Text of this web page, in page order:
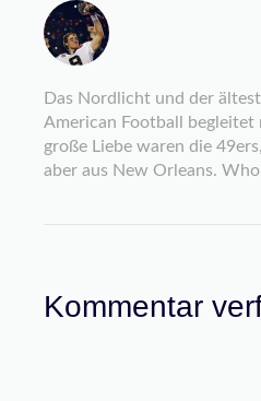
Das Nordlicht und der
American Football begleitet
große Liebe waren die
aber aus New Orleans.
Kommentar